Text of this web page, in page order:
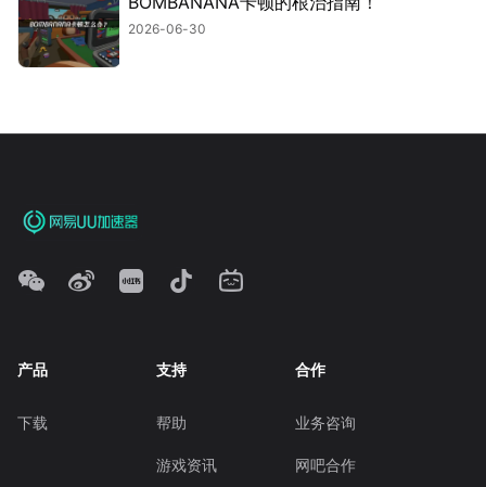
2026-06-30
产品
下载
支持
帮助
游戏资讯
合作
业务咨询
网吧合作